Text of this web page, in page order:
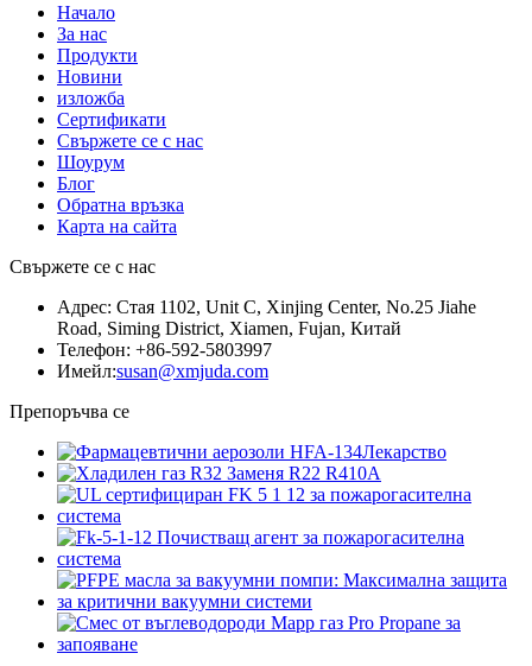
Начало
За нас
Продукти
Новини
изложба
Сертификати
Свържете се с нас
Шоурум
Блог
Обратна връзка
Карта на сайта
Свържете се с нас
Адрес: Стая 1102, Unit C, Xinjing Center, No.25 Jiahe
Road, Siming District, Xiamen, Fujan, Китай
Телефон: +86-592-5803997
Имейл:susan@xmjuda.com
Препоръчва се